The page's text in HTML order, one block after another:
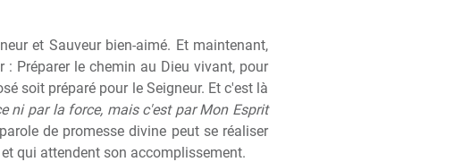
et Sauveur bien-aimé. Et maintenant,
Préparer le chemin au Dieu vivant, pour
soit préparé pour le Seigneur. Et c'est là
ni par la force, mais c'est par Mon Esprit
de promesse divine peut se réaliser
qui attendent son accomplissement.